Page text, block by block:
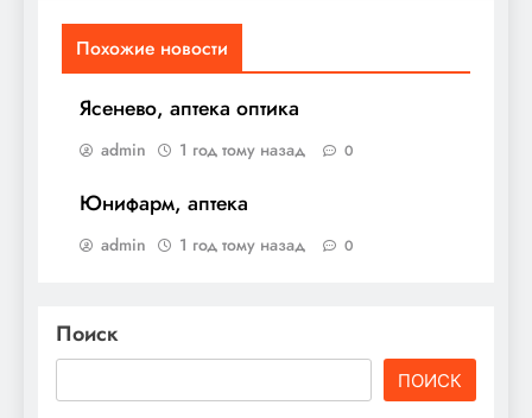
Похожие новости
Ясенево, аптека оптика
admin 1 год тому назад 0
Юнифарм, аптека
admin 1 год тому назад 0
Поиск
ПОИСК